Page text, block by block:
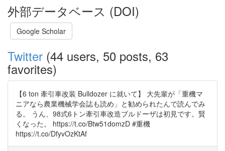
外部データベース (DOI)
Google Scholar
Twitter (44 users, 50 posts, 63
favorites)
【6 ton 牽引車改装 Bulldozer に就いて】 大先輩が「重機マ
ニアなら農業機械学会誌も読め」と勧められたんで読んでみ
る。 うん、98式6トン牽引車改造ブルドーザは初見です。賢
くなった。 https://t.co/Btw51domzD #重機
https://t.co/DfyvOzKtAf